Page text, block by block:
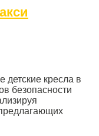
детские кресла в
безопасности